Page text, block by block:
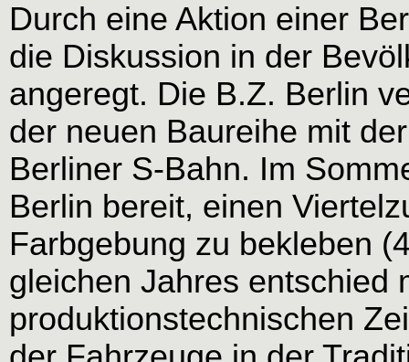
Durch eine Aktion einer
die Diskussion in der
angeregt. Die B.Z. Berlin
der neuen Baureihe mit
Berliner S-Bahn. Im
Berlin bereit, einen
Farbgebung zu bekleben
gleichen Jahres entschied
produktionstechnischen